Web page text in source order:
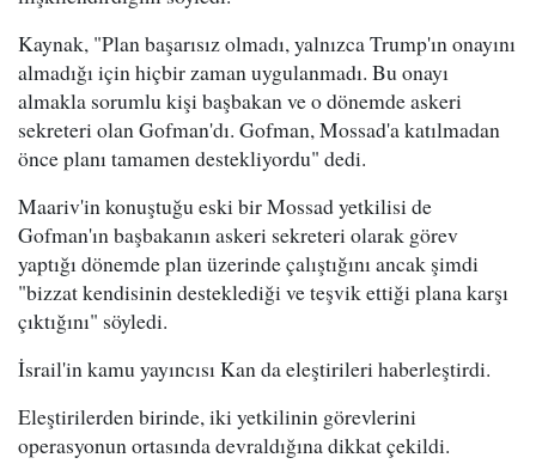
Kaynak, "Plan başarısız olmadı, yalnızca Trump'ın onayını
almadığı için hiçbir zaman uygulanmadı. Bu onayı
almakla sorumlu kişi başbakan ve o dönemde askeri
sekreteri olan Gofman'dı. Gofman, Mossad'a katılmadan
önce planı tamamen destekliyordu" dedi.
Maariv'in konuştuğu eski bir Mossad yetkilisi de
Gofman'ın başbakanın askeri sekreteri olarak görev
yaptığı dönemde plan üzerinde çalıştığını ancak şimdi
"bizzat kendisinin desteklediği ve teşvik ettiği plana karşı
çıktığını" söyledi.
İsrail'in kamu yayıncısı Kan da eleştirileri haberleştirdi.
Eleştirilerden birinde, iki yetkilinin görevlerini
operasyonun ortasında devraldığına dikkat çekildi.